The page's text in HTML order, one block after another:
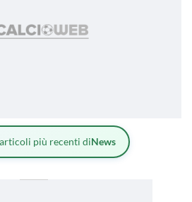
più recenti diNews